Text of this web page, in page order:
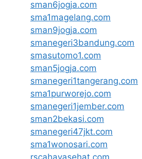
sman6jogja.com
sma1magelang.com
sman9jogja.com
smanegeri3bandung.com
smasutomo1.com
sman5jogja.com
smanegeri1tangerang.com
sma1purworejo.com
smanegeri1jember.com
sman2bekasi.com
smanegeri47jkt.com
sma1wonosari.com
rscahayasehat.com